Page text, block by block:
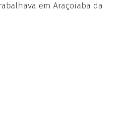
em Araçoiaba da